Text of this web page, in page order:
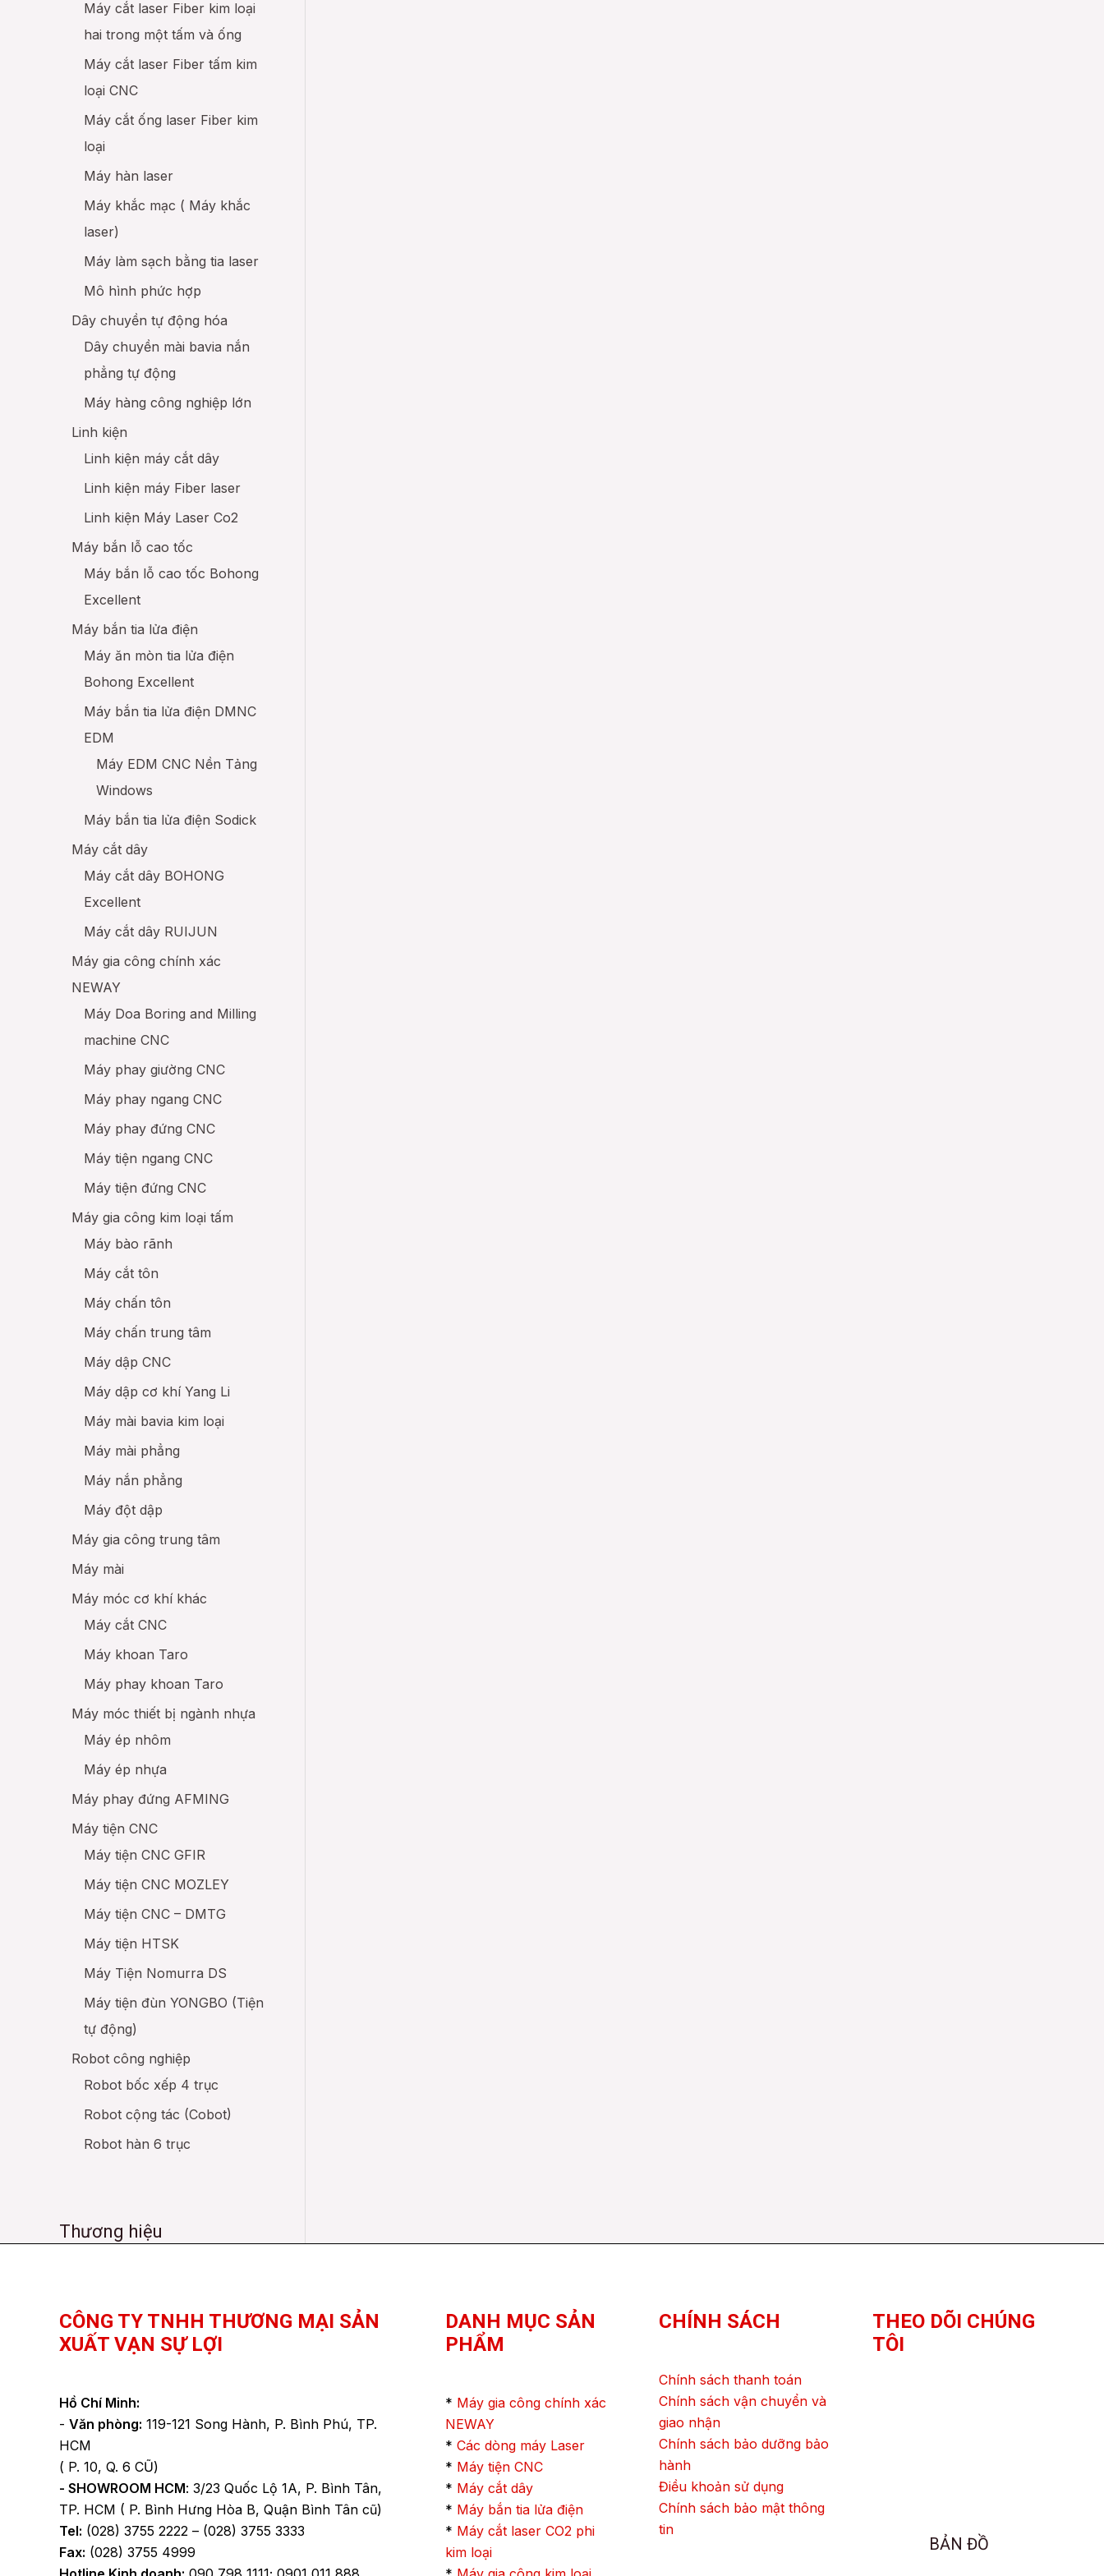
Máy cắt laser Fiber kim loại
hai trong một tấm và ống
Máy cắt laser Fiber tấm kim
loại CNC
Máy cắt ống laser Fiber kim
loại
Máy hàn laser
Máy khắc mạc ( Máy khắc
laser)
Máy làm sạch bằng tia laser
Mô hình phức hợp
Dây chuyền tự động hóa
Dây chuyền mài bavia nắn
phẳng tự động
Máy hàng công nghiệp lớn
Linh kiện
Linh kiện máy cắt dây
Linh kiện máy Fiber laser
Linh kiện Máy Laser Co2
Máy bắn lỗ cao tốc
Máy bắn lỗ cao tốc Bohong
Excellent
Máy bắn tia lửa điện
Máy ăn mòn tia lửa điện
Bohong Excellent
Máy bắn tia lửa điện DMNC
EDM
Máy EDM CNC Nền Tảng
Windows
Máy bắn tia lửa điện Sodick
Máy cắt dây
Máy cắt dây BOHONG
Excellent
Máy cắt dây RUIJUN
Máy gia công chính xác
NEWAY
Máy Doa Boring and Milling
machine CNC
Máy phay giường CNC
Máy phay ngang CNC
Máy phay đứng CNC
Máy tiện ngang CNC
Máy tiện đứng CNC
Máy gia công kim loại tấm
Máy bào rãnh
Máy cắt tôn
Máy chấn tôn
Máy chấn trung tâm
Máy dập CNC
Máy dập cơ khí Yang Li
Máy mài bavia kim loại
Máy mài phẳng
Máy nắn phẳng
Máy đột dập
Máy gia công trung tâm
Máy mài
Máy móc cơ khí khác
Máy cắt CNC
Máy khoan Taro
Máy phay khoan Taro
Máy móc thiết bị ngành nhựa
Máy ép nhôm
Máy ép nhựa
Máy phay đứng AFMING
Máy tiện CNC
Máy tiện CNC GFIR
Máy tiện CNC MOZLEY
Máy tiện CNC – DMTG
Máy tiện HTSK
Máy Tiện Nomurra DS
Máy tiện đùn YONGBO (Tiện
tự động)
Robot công nghiệp
Robot bốc xếp 4 trục
Robot cộng tác (Cobot)
Robot hàn 6 trục
Thương hiệu
CÔNG TY TNHH THƯƠNG MẠI SẢN
XUẤT VẠN SỰ LỢI
Hồ Chí Minh:
- Văn phòng: 119-121 Song Hành, P. Bình Phú, TP.
HCM
( P. 10, Q. 6 CŨ)
- SHOWROOM HCM: 3/23 Quốc Lộ 1A, P. Bình Tân,
TP. HCM ( P. Bình Hưng Hòa B, Quận Bình Tân cũ)
Tel: (028) 3755 2222 – (028) 3755 3333
Fax: (028) 3755 4999
Facebook
YouTube
TikTok
DANH MỤC SẢN
PHẨM
* Máy gia công chính xác
NEWAY
* Các dòng máy Laser
* Máy tiện CNC
* Máy cắt dây
* Máy bắn tia lửa điện
* Máy cắt laser CO2 phi
kim loại
CHÍNH SÁCH
Chính sách thanh toán
Chính sách vận chuyển và
giao nhận
Chính sách bảo dưỡng bảo
hành
Điều khoản sử dụng
Chính sách bảo mật thông
tin
THEO DÕI CHÚNG
TÔI
BẢN ĐỒ